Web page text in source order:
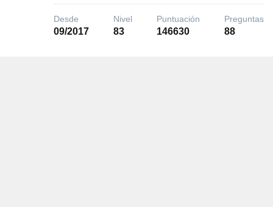
Desde
09/2017
Nivel
83
Puntuación
146630
Preguntas
88